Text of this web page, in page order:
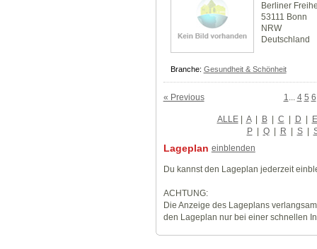
Berliner
53111 Bonn
NRW
Deutschland
Branche: Gesundheit & Schönheit
« Previous 1 4 5 6
ALLE| A | B | C | D | E
P | Q | R | S |
Lageplan einblenden
Du kannst den Lageplan jederzeit
ACHTUNG:
Die Anzeige des Lageplans
den Lageplan nur bei einer schnellen